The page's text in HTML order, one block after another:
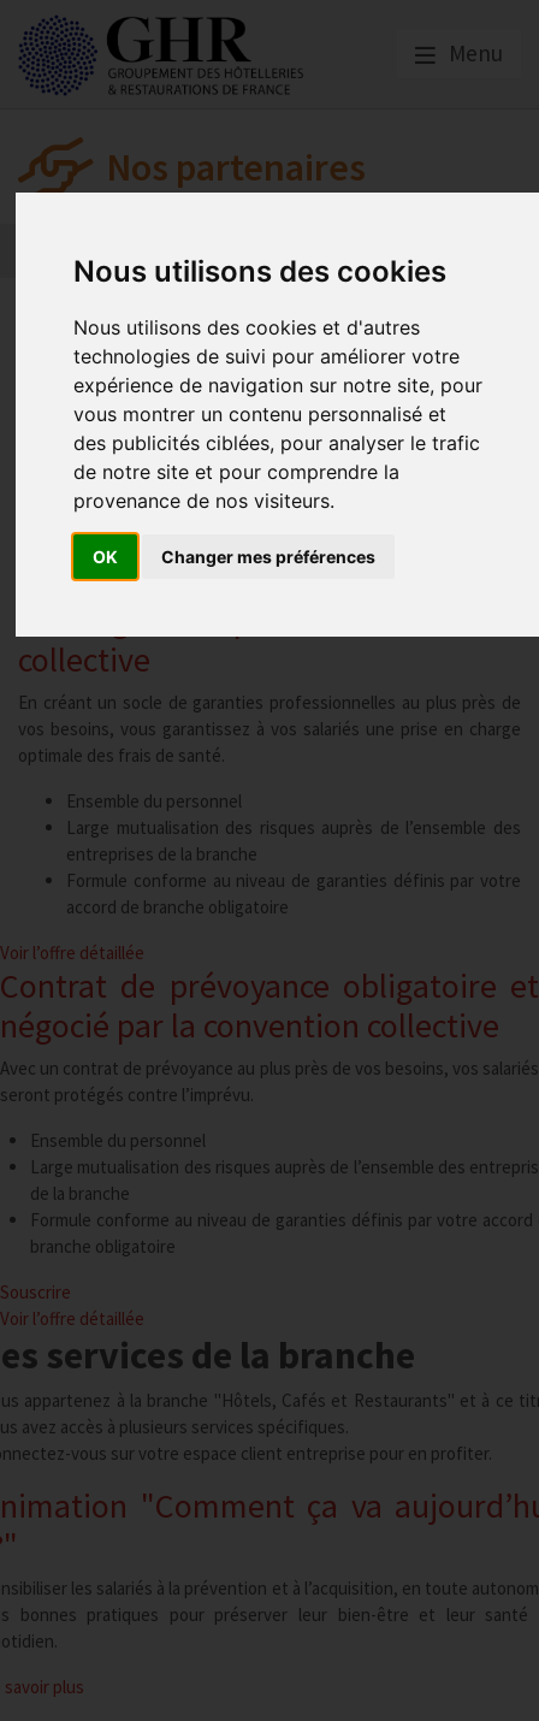
Nous utilisons des cookies
Nous utilisons des cookies et d'autres
technologies de suivi pour améliorer votre
expérience de navigation sur notre site, pour
vous montrer un contenu personnalisé et
des publicités ciblées, pour analyser le trafic
de notre site et pour comprendre la
provenance de nos visiteurs.
OK Changer mes préférences
Menu
Nos partenaires
Malakoff Humanis
Hôtels, Cafés et
Restaurants
Offres dédiées
Complémentaire santé obligatoire
collective
En créant un socle de garanties professionnelles au plus près de
vos besoins, vous garantissez à vos salariés une prise en charge
optimale des frais de santé.
Ensemble du personnel
Large mutualisation des risques auprès de l’ensemble des
entreprises de la branche
Formule conforme au niveau de garanties définis par votre
accord de branche obligatoire
Voir l’offre détaillée
Contrat de prévoyance obligatoire et
négocié par la convention collective
Avec un contrat de prévoyance au plus près de vos besoins, vos salariés
seront protégés contre l’imprévu.
Ensemble du personnel
Large mutualisation des risques auprès de l’ensemble des
de la branche
Formule conforme au niveau de garanties définis par votre accord
branche obligatoire
Souscrire
Voir l’offre détaillée
services de la branche
appartenez à la branche "Hôtels, Cafés et Restaurants" et à ce
avez accès à plusieurs services spécifiques.
vous sur votre espace client entreprise pour en profiter.
"Comment ça va
les salariés à la prévention et à l’acquisition, en toute
bonnes pratiques pour préserver leur bien-être et leur santé
savoir plus